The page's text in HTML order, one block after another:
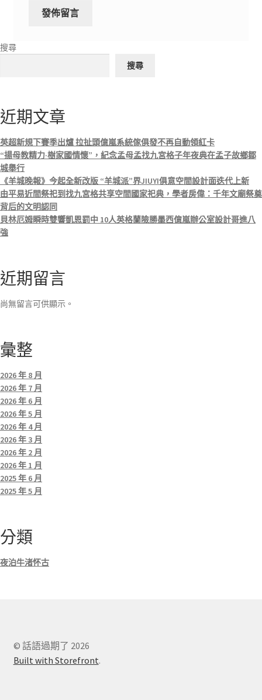
搜尋
搜尋
近期文章
英超新規下賽季出爐 拉扯頭億嵐系統傢俱發不再自動領紅卡
“揚母教精力·樹家國情懷”，紀念孟母孟找九宮格子年夜典在孟子故鄉鄒
城舉行
《羊城晚報》今起全新改版 “羊城派”界JIUYI俱意空間設計面迭代上新
由平易近間祭祀到找九宮格共享空間國家祀典，學者房偉：千年文廟祭奠
背后的文明認同
貝林厄姆瞬時雙響凱恩罰中 10人英格蘭險勝墨西億嵐辦公室設計哥進八
強
近期留言
尚無留言可供顯示。
彙整
2026 年 8 月
2026 年 7 月
2026 年 6 月
2026 年 5 月
2026 年 4 月
2026 年 3 月
2026 年 2 月
2026 年 1 月
2025 年 6 月
2025 年 5 月
分類
夜泊牛渚怀古
© 話語過期了 2026
Built with Storefront.